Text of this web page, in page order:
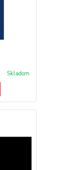
Skladom